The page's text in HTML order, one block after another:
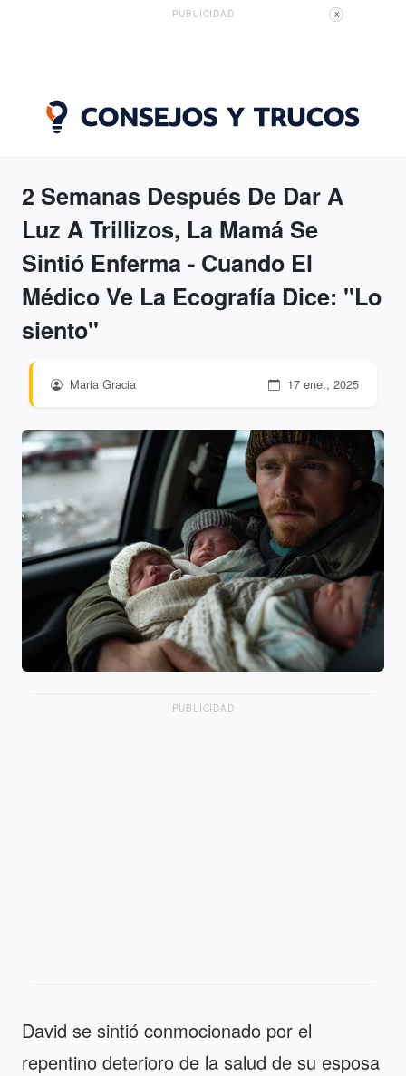
PUBLICIDAD X
2 Semanas Después De Dar A
Luz A Trillizos, La Mamá Se
Sintió Enferma - Cuando El
Médico Ve La Ecografía Dice: "Lo
siento"
Maria Gracia 17 ene., 2025
PUBLICIDAD
David se sintió conmocionado por el
repentino deterioro de la salud de su esposa